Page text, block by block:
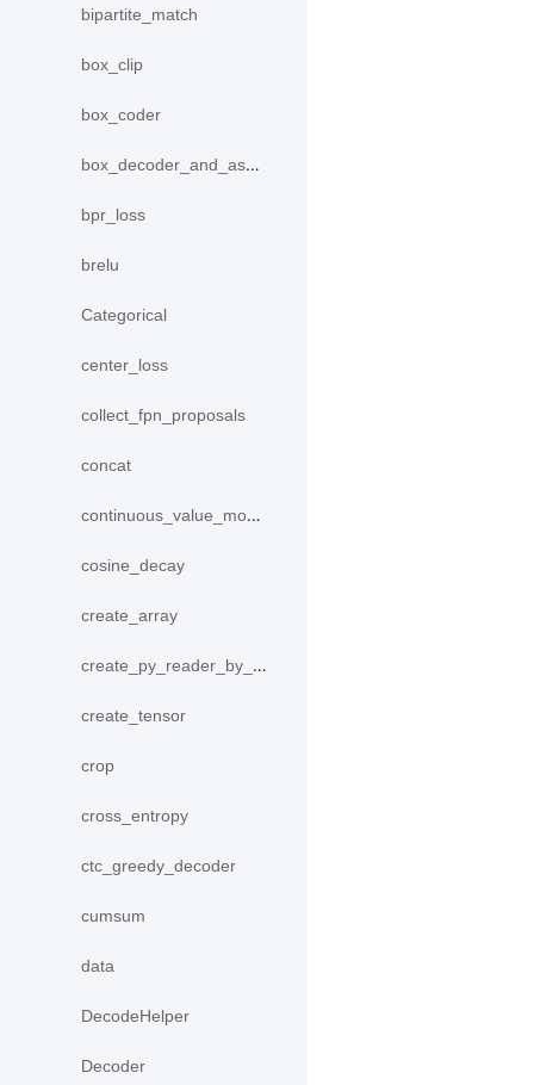
bipartite_match
box_clip
box_coder
box_decoder_and_assign
bpr_loss
brelu
Categorical
center_loss
collect_fpn_proposals
concat
continuous_value_model
cosine_decay
create_array
create_py_reader_by_data
create_tensor
crop
cross_entropy
ctc_greedy_decoder
cumsum
data
DecodeHelper
Decoder